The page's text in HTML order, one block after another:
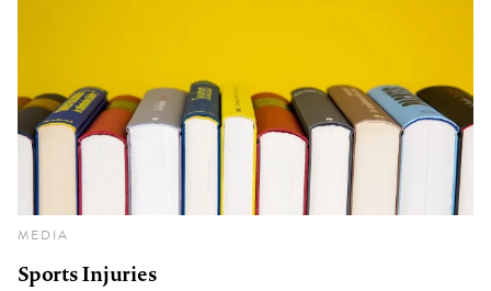
MEDIA
Sports Injuries